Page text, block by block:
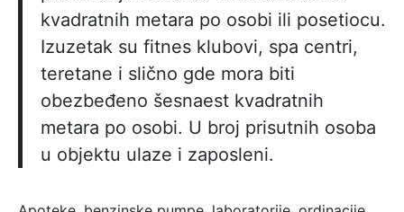
kvadratnih metara po osobi ili posetiocu.
Izuzetak su fitnes klubovi, spa centri,
teretane i slično gde mora biti
obezbeđeno šesnaest kvadratnih
metara po osobi. U broj prisutnih osoba
u objektu ulaze i zaposleni.